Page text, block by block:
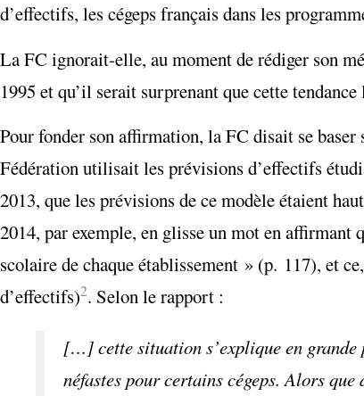
d’effectifs, les cégeps français dans les
La FC ignorait-elle, au moment de rédiger son
1995 et qu’il serait surprenant que cette
Pour fonder son affirmation, la FC disait se
Fédération utilisait les prévisions d’effectifs
2013, que les prévisions de ce modèle étaient
2014, par exemple, en glisse un mot en
scolaire de chaque établissement » (p. 117), et
d’effectifs)2. Selon le rapport :
[…] cette situation s’explique en grande
néfastes pour certains cégeps. Alors